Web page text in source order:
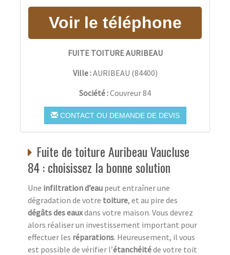
FUITE TOITURE AURIBEAU
Ville :AURIBEAU (84400)
Société :Couvreur 84
CONTACT OU DEMANDE DE DEVIS
Fuite de toiture Auribeau Vaucluse
84 : choisissez la bonne solution
Une infiltration d’eau peut entraîner une
dégradation de votre toiture, et au pire des
dégâts des eauxdans votre maison. Vous devrez
alors réaliser un investissement important pour
effectuer les réparations. Heureusement, il vous
est possible de vérifier l’étanchéitéde votre toit